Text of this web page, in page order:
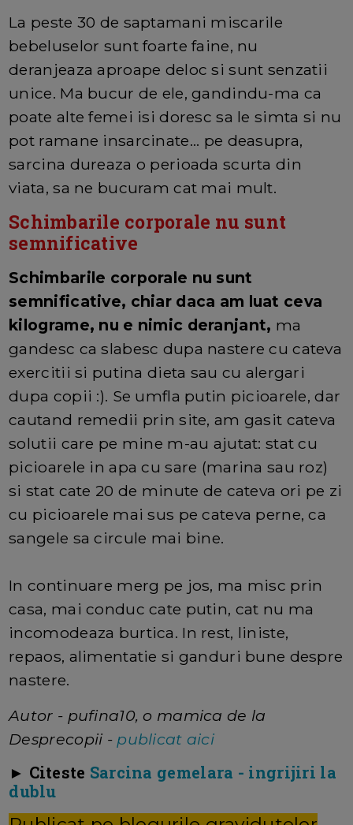
La peste 30 de saptamani miscarile
bebeluselor sunt foarte faine, nu
deranjeaza aproape deloc si sunt senzatii
unice. Ma bucur de ele, gandindu-ma ca
poate alte femei isi doresc sa le simta si nu
pot ramane insarcinate... pe deasupra,
sarcina dureaza o perioada scurta din
viata, sa ne bucuram cat mai mult.
Schimbarile corporale nu sunt
semnificative
Schimbarile corporale nu sunt
semnificative, chiar daca am luat ceva
kilograme, nu e nimic deranjant, ma
gandesc ca slabesc dupa nastere cu cateva
exercitii si putina dieta sau cu alergari
dupa copii :). Se umfla putin picioarele, dar
cautand remedii prin site, am gasit cateva
solutii care pe mine m-au ajutat: stat cu
picioarele in apa cu sare (marina sau roz)
si stat cate 20 de minute de cateva ori pe zi
cu picioarele mai sus pe cateva perne, ca
sangele sa circule mai bine.
In continuare merg pe jos, ma misc prin
casa, mai conduc cate putin, cat nu ma
incomodeaza burtica. In rest, liniste,
repaos, alimentatie si ganduri bune despre
nastere.
Autor - pufina10, o mamica de la
Desprecopii - publicat aici
► Citeste Sarcina gemelara - ingrijiri la
dublu